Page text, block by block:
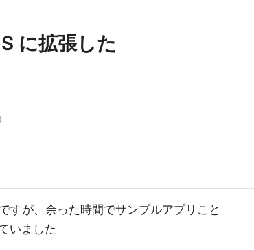
に拡張した
すが、余った時間でサンプルアプリこと
いました